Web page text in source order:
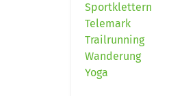
Sportklettern
Telemark
Trailrunning
Wanderung
Yoga